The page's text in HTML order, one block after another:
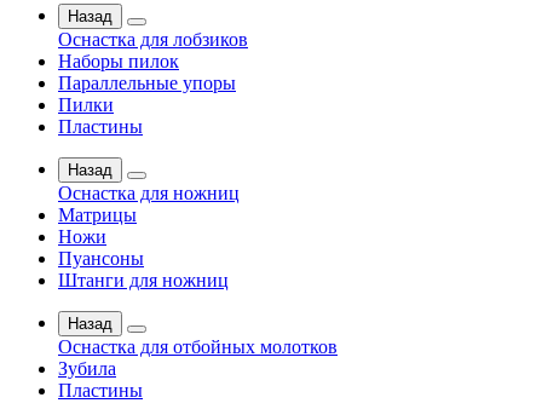
Назад
Оснастка для лобзиков
Наборы пилок
Параллельные упоры
Пилки
Пластины
Назад
Оснастка для ножниц
Матрицы
Ножи
Пуансоны
Штанги для ножниц
Назад
Оснастка для отбойных молотков
Зубила
Пластины